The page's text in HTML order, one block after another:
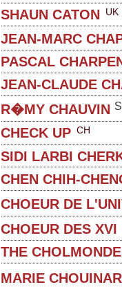
SHAUN CATON UK
JEAN-MARC
PASCAL
JEAN-CLAUDE
R�MY CHAUVIN
CHECK UP CH
SIDI LARBI
CHEN CHIH-
CHOEUR DE
CHOEUR DES XVI
THE
MARIE